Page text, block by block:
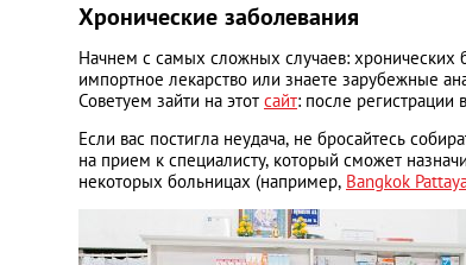
Хронические заболевания
Начнем с самых сложных случаев: хронических
импортное лекарство или знаете зарубежные
Советуем зайти на этот сайт: после регистрации
Если вас постигла неудача, не бросайтесь
на прием к специалисту, который сможет
некоторых больницах (например, Bangkok